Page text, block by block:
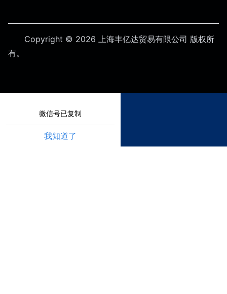
Copyright © 2026 上海丰亿达贸易有限公司 版权所
有。
微信号已复制
我知道了